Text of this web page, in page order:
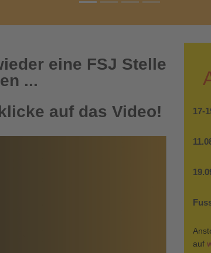
eine FSJ Stelle
...
auf das Video!
17-
auf